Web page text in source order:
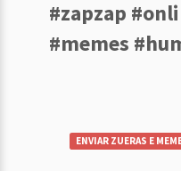
#zapzap
#memes
ENVIAR ZUERAS E